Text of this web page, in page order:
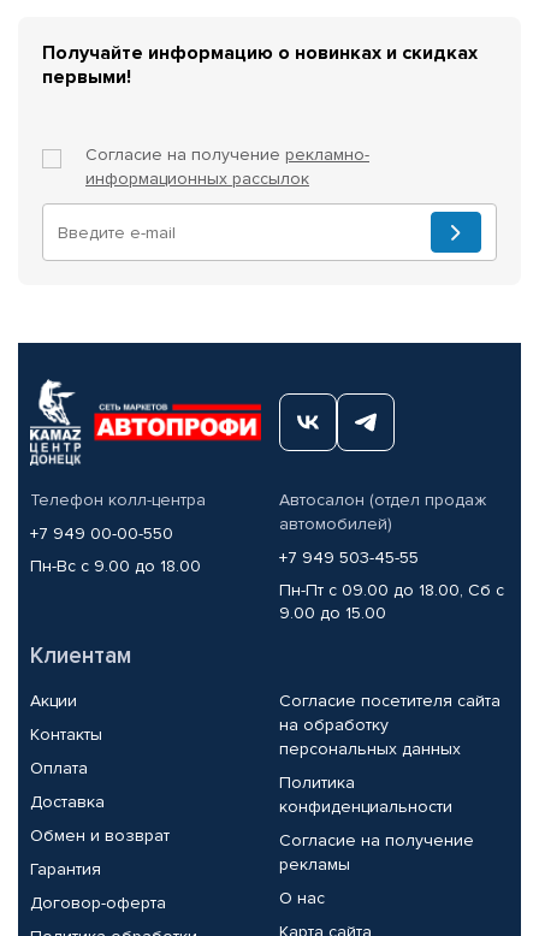
Получайте информацию о новинках и скидках
первыми!
Согласие на получение рекламно-
информационных рассылок
Телефон колл-центра
+7 949 00-00-550
Пн-Вс с 9.00 до 18.00
Автосалон (отдел продаж
автомобилей)
+7 949 503-45-55
Пн-Пт с 09.00 до 18.00, Сб с
9.00 до 15.00
Клиентам
Акции
Контакты
Оплата
Доставка
Обмен и возврат
Гарантия
Договор-оферта
Согласие посетителя сайта
на обработку
персональных данных
Политика
конфиденциальности
Согласие на получение
рекламы
О нас
Карта сайта